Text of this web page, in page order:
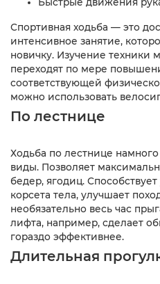
Спортивная ходьба — это
интенсивное занятие,
новичку. Изучение техники
переходят по мере
соответствующей
можно использовать
По лестнице
Ходьба по лестнице
виды. Позволяет
бедер, ягодиц.
корсета тела, улучшает
необязательно весь час
лифта, например, сделает
гораздо эффективнее.
Длительная